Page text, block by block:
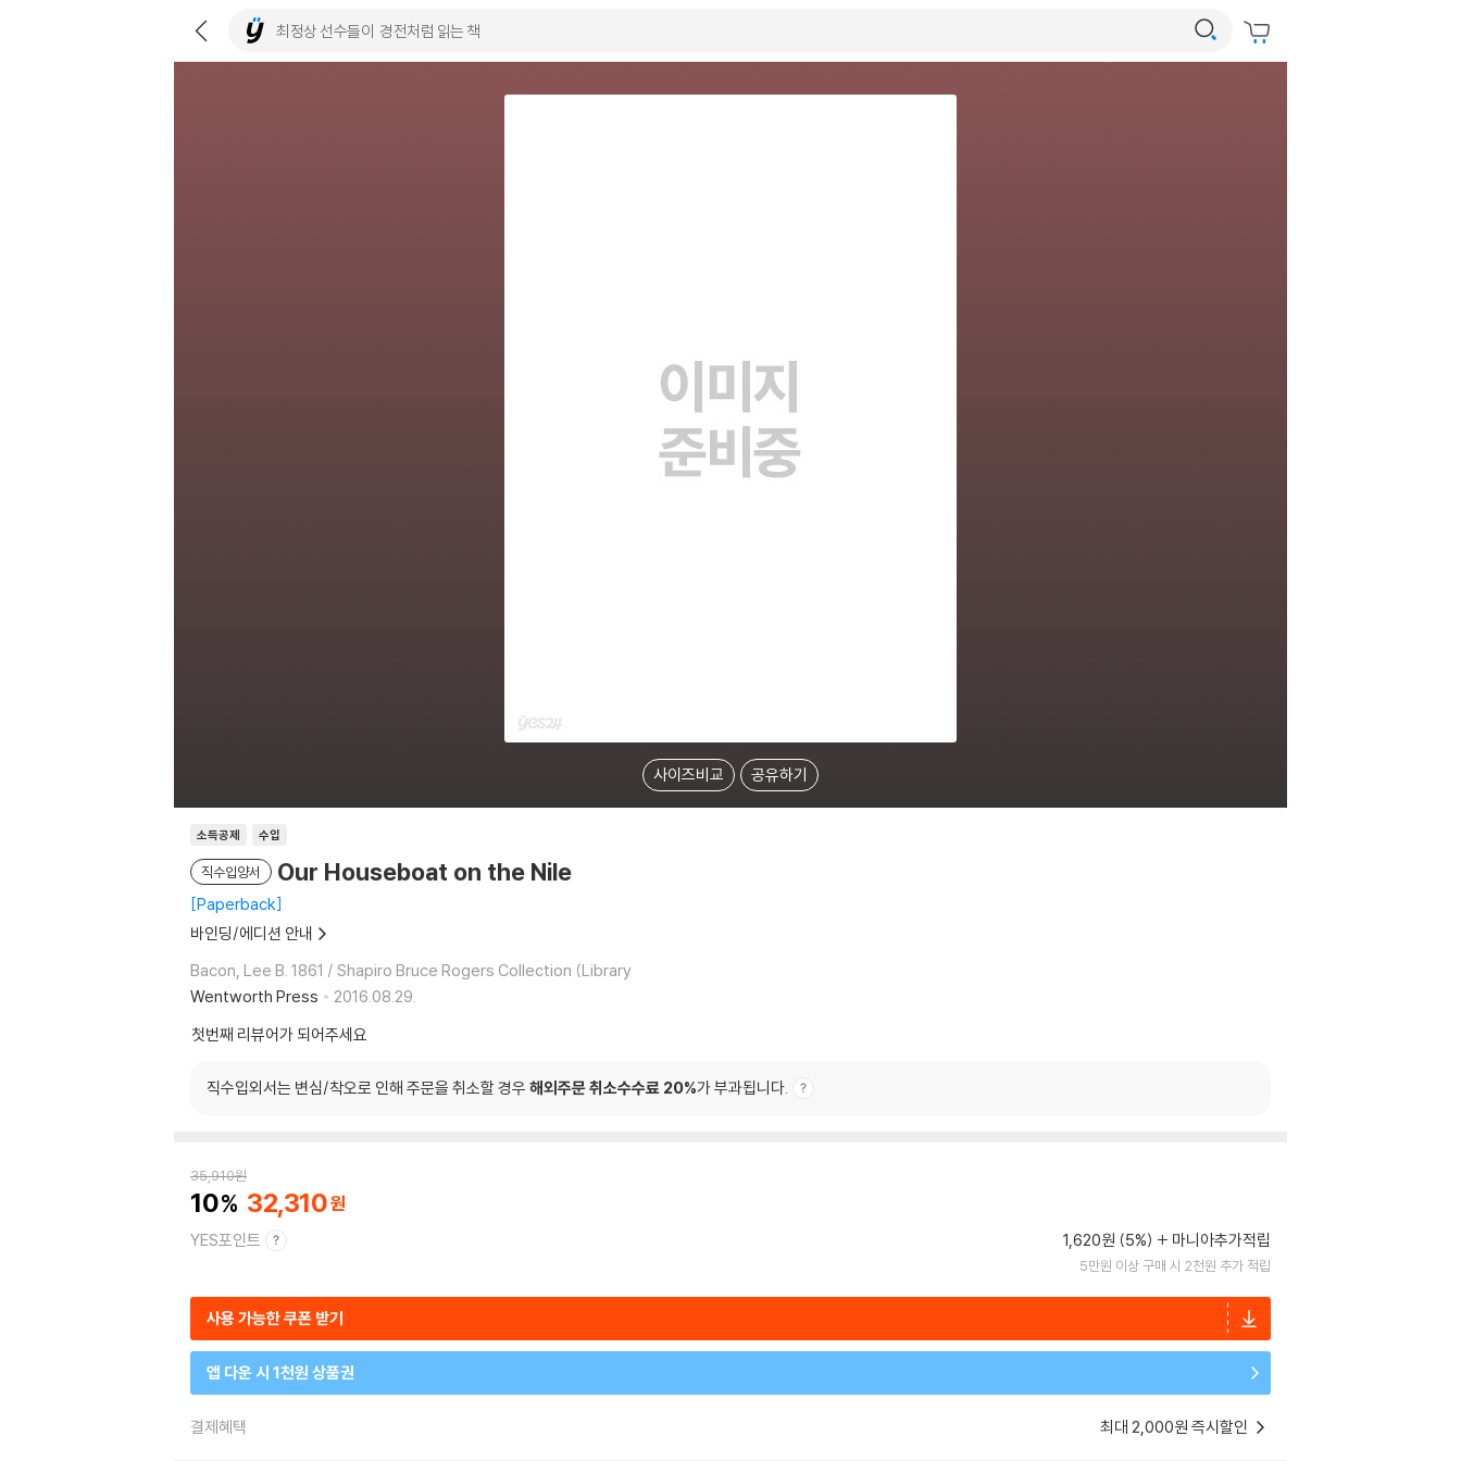
사이즈비교 공유하기
소득공제 수입
직수입양서 Our Houseboat on the Nile
Paperback
바인딩/에디션 안내
Bacon, Lee B. 1861 / Shapiro Bruce Rogers Collection (Library
Wentworth Press
2016.08.29.
첫번째 리뷰어가 되어주세요
직수입외서는 변심/착오로 인해 주문을 취소할 경우 해외주문 취소수수료 20%가 부과됩니다.
35,910원
10 32,310
YES포인트 1,620원 (5%) 마니아추가적립
5만원 이상 구매 시 2천원 추가 적립
사용 가능한 쿠폰 받기
앱 다운 시 1천원 상품권
결제혜택 최대 2,000원 즉시할인